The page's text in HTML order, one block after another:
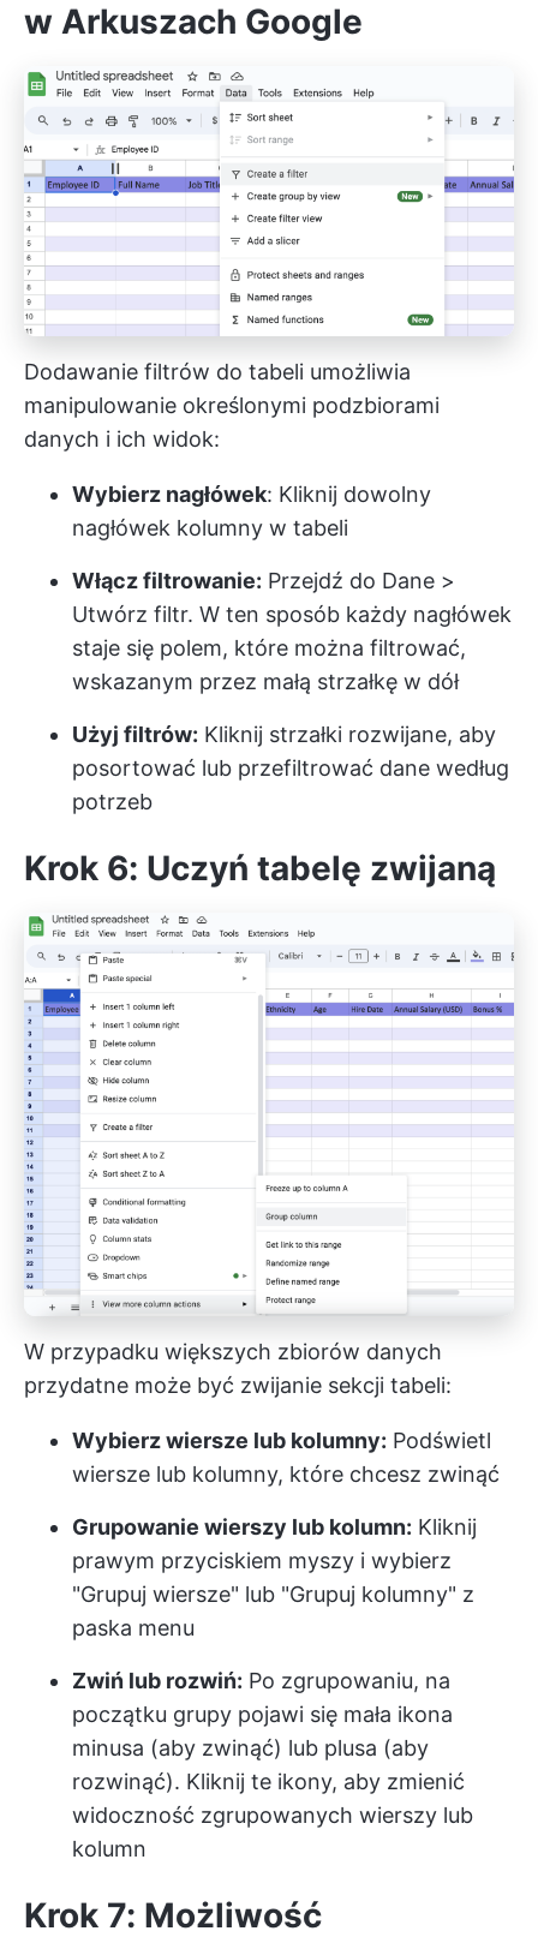
w Arkuszach Google
Dodawanie filtrów do tabeli umożliwia
manipulowanie określonymi podzbiorami
danych i ich widok:
Wybierz nagłówek: Kliknij dowolny
nagłówek kolumny w tabeli
Włącz filtrowanie: Przejdź do Dane >
Utwórz filtr. W ten sposób każdy nagłówek
staje się polem, które można filtrować,
wskazanym przez małą strzałkę w dół
Użyj filtrów: Kliknij strzałki rozwijane, aby
posortować lub przefiltrować dane według
potrzeb
Krok 6: Uczyń tabelę zwijaną
W przypadku większych zbiorów danych
przydatne może być zwijanie sekcji tabeli:
Wybierz wiersze lub kolumny: Podświetl
wiersze lub kolumny, które chcesz zwinąć
Grupowanie wierszy lub kolumn: Kliknij
prawym przyciskiem myszy i wybierz
"Grupuj wiersze" lub "Grupuj kolumny" z
paska menu
Zwiń lub rozwiń: Po zgrupowaniu, na
początku grupy pojawi się mała ikona
minusa (aby zwinąć) lub plusa (aby
rozwinąć). Kliknij te ikony, aby zmienić
widoczność zgrupowanych wierszy lub
kolumn
Krok 7: Możliwość